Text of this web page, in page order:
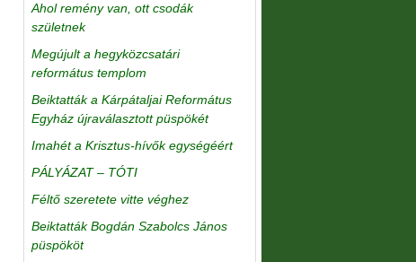
Ahol remény van, ott csodák
születnek
Megújult a hegyközcsatári
református templom
Beiktatták a Kárpátaljai Református
Egyház újraválasztott püspökét
Imahét a Krisztus-hívők egységéért
PÁLYÁZAT – TÓTI
Féltő szeretete vitte véghez
Beiktatták Bogdán Szabolcs János
püspököt